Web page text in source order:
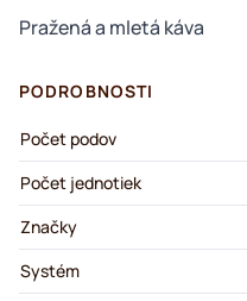
Pražená a mletá káva
PODROBNOSTI
Počet podov
Počet jednotiek
Značky
Systém